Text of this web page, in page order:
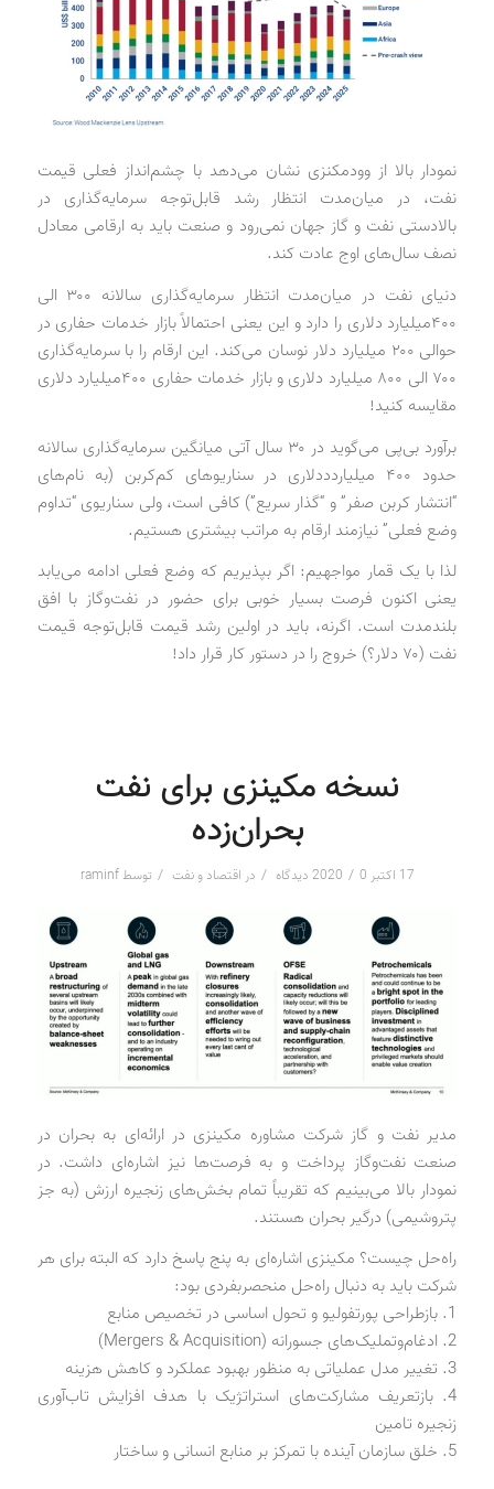
نمودار بالا از وودمکنزی نشان می‌دهد با چشم‌انداز فعلی قیمت
نفت، در میان‌مدت انتظار رشد قابل‌توجه سرمایه‌گذاری در
بالادستی نفت و گاز جهان نمی‌رود و صنعت باید به ارقامی معادل
نصف سال‌های اوج عادت کند.
دنیای نفت در میان‌مدت انتظار سرمایه‌گذاری سالانه ۳۰۰ الی
۴۰۰میلیارد دلاری را دارد و این یعنی احتمالاً بازار خدمات حفاری در
حوالی ۲۰۰ میلیارد دلار نوسان می‌کند. این ارقام را با سرمایه‌گذاری
۷۰۰ الی ۸۰۰ میلیارد دلاری و بازار خدمات حفاری ۴۰۰میلیارد دلاری
مقایسه کنید!
برآورد بی‌پی می‌گوید در ۳۰ سال آتی میانگین سرمایه‌گذاری سالانه
حدود ۴۰۰ میلیاردددلاری در سناریوهای کم‌کربن (به نام‌های
“انتشار کربن صفر” و “گذار سریع”) کافی است، ولی سناریوی “تداوم
وضع فعلی” نیازمند ارقام به مراتب بیشتری هستیم.
لذا با یک قمار مواجهیم: اگر بپذیریم که وضع فعلی ادامه می‌یابد
یعنی اکنون فرصت بسیار خوبی برای حضور در نفت‌وگاز با افق
بلندمدت است. اگرنه، باید در اولین رشد قیمت قابل‌توجه قیمت
نفت (۷۰ دلار؟) خروج را در دستور کار قرار داد!
نسخه مکینزی برای نفت
بحران‌زده
17 اکتبر 2020 / 0 دیدگاه / در اقتصاد و نفت / توسطraminf
مدیر نفت و گاز شرکت مشاوره مکینزی در ارائه‌ای به بحران در
صنعت نفت‌وگاز پرداخت و به فرصت‌ها نیز اشاره‌ای داشت. در
نمودار بالا می‌بینیم که تقریباً تمام بخش‌های زنجیره ارزش (به جز
پتروشیمی) درگیر بحران هستند.
راه‌حل چیست؟ مکینزی اشاره‌ای به پنج پاسخ دارد که البته برای هر
شرکت باید به دنبال راه‌حل منحصربفردی بود:
1. با
زطراحی پورتفولیو و تحول اساسی در تخصیص منابع
2. ادغام‌وتملیک‌های جسورانه (Mergers & Acquisition)
3. تغییر مدل عملیاتی به منظور بهبود عملکرد و کاهش هزینه
4. بازتعریف مشارکت‌های استراتژیک با هدف افزایش تاب‌آوری
زنجیره تامین
5. خلق سازمان
آینده با تمرکز بر منابع انسانی و ساختار